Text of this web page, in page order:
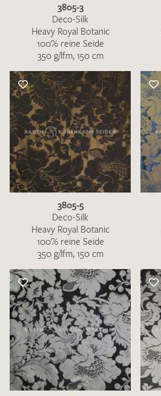
Ich bin damit einverstanden, dass
zur Beantwortung meiner
Die Datenschutzbestimmungen
genommen und akzeptiere diese.
3805-3
Deco-Silk
Heavy Royal Botanic
100% reine Seide
350 g/lfm, 150 cm
3805-5
Deco-Silk
Heavy Royal Botanic
100% reine Seide
350 g/lfm, 150 cm